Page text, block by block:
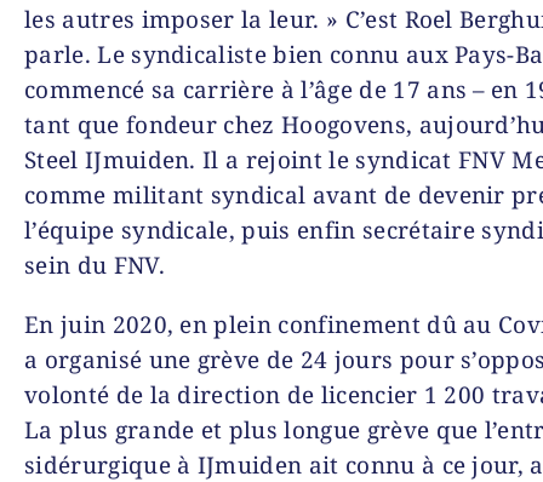
les autres imposer la leur. » C’est Roel
parle. Le syndicaliste bien connu aux Pays-
commencé sa carrière à l’âge de 17 ans – en
tant que fondeur chez Hoogovens,
Steel IJmuiden. Il a rejoint le syndicat FNV
comme militant syndical avant de devenir
l’équipe syndicale, puis enfin secrétaire
sein du FNV.
En juin 2020, en plein confinement dû au
a organisé une grève de 24 jours pour
volonté de la direction de licencier 1 200
La plus grande et plus longue grève que
sidérurgique à IJmuiden ait connu à ce jour,